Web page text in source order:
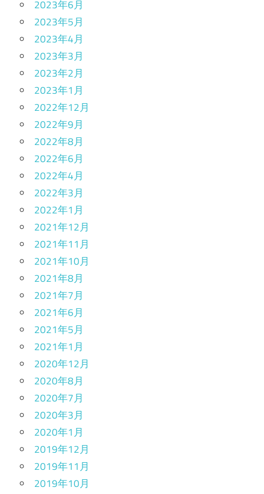
2023年6月
2023年5月
2023年4月
2023年3月
2023年2月
2023年1月
2022年12月
2022年9月
2022年8月
2022年6月
2022年4月
2022年3月
2022年1月
2021年12月
2021年11月
2021年10月
2021年8月
2021年7月
2021年6月
2021年5月
2021年1月
2020年12月
2020年8月
2020年7月
2020年3月
2020年1月
2019年12月
2019年11月
2019年10月